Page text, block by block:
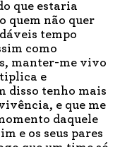
que estaria
quem não quer
tempo
como
manter-me vivo
e
disso tenho mais
e que me
daquele
e os seus pares